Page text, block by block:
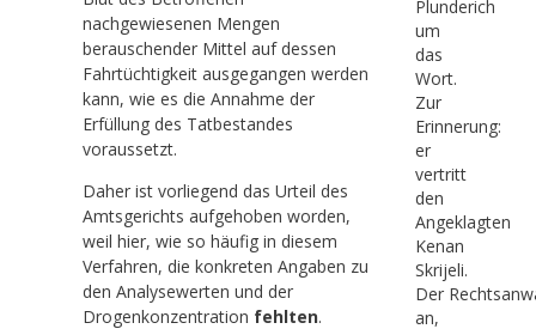
nachgewiesenen Mengen
berauschender Mittel auf dessen
Fahrtüchtigkeit ausgegangen werden
kann, wie es die Annahme der
Erfüllung des Tatbestandes
voraussetzt.
Daher ist vorliegend das Urteil des
Amtsgerichts aufgehoben worden,
weil hier, wie so häufig in diesem
Verfahren, die konkreten Angaben zu
den Analysewerten und der
Drogenkonzentration fehlten.
Plunderich
um
das
Wort.
Zur
Erinnerung:
er
vertritt
den
Angeklagten
Kenan
Skrijeli.
Der
an,